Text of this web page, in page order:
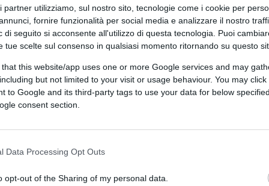
partner utilizziamo, sul nostro sito, tecnologie come i cookie per
fornire funzionalità per social media e analizzare il nostro
di seguito si acconsente all'utilizzo di questa tecnologia. Puoi
tue scelte sul consenso in qualsiasi momento ritornando su questo
that this website/app uses one or more Google services and may
but not limited to your visit or usage behaviour. You may
to Google and its third-party tags to use your data for below
consent section.
Data Processing Opt Outs
opt-out of the Sharing of my personal data.
quello che tu hai fatto e che è scritto
peggiore, quindi io qui non ti lascio
perso qualcosa”.
se passano le idee di Murgia-La
il diritto di parlare in nome
nella conversazione democratica.
scansare un equivoco